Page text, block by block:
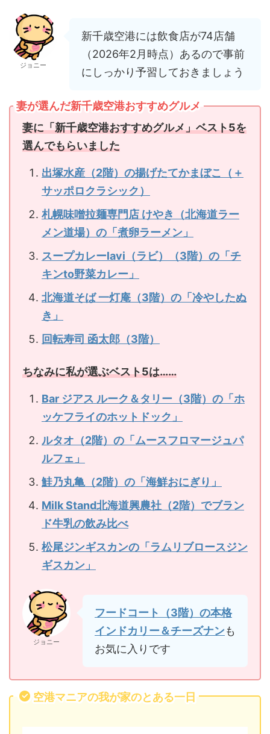
ジョニー
新千歳空港には飲食店が74店舗
（2026年2月時点）あるので事前
にしっかり予習しておきましょう
妻が選んだ新千歳空港おすすめグルメ
妻に「新千歳空港おすすめグルメ」ベスト5を
選んでもらいました
出塚水産（2階）の揚げたてかまぼこ（＋
サッポロクラシック）
札幌味噌拉麺専門店 けやき（北海道ラー
メン道場）の「煮卵ラーメン」
スープカレーlavi（ラビ）（3階）の「チ
キンto野菜カレー」
北海道そば 一灯庵（3階）の「冷やしたぬ
き」
回転寿司 函太郎（3階）
ちなみに私が選ぶベスト5は……
Bar ジアス ルーク＆タリー（3階）の「ホ
ッケフライのホットドック」
ルタオ（2階）の「ムースフロマージュパ
ルフェ」
鮭乃丸亀（2階）の「海鮮おにぎり」
Milk Stand北海道興農社（2階）でブラン
ド牛乳の飲み比べ
松尾ジンギスカンの「ラムリブロースジン
ギスカン」
ジョニー
フードコート（3階）の本格
インドカリー＆チーズナンも
お気に入りです
空港マニアの我が家のとある一日